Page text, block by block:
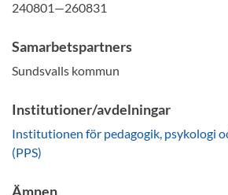
240801—260831
Samarbetspartners
Sundsvalls kommun
Institutioner/avdelningar
Institutionen för pedagogik, psykologi
(PPS)
Ämnen